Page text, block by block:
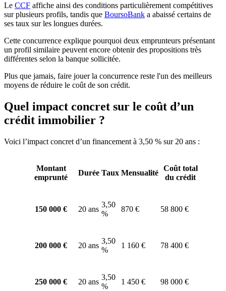
Le CCF affiche ainsi des conditions particulièrement compétitives
sur plusieurs profils, tandis que BoursoBank a abaissé certains de
ses taux sur les longues durées.
Cette concurrence explique pourquoi deux emprunteurs présentant
un profil similaire peuvent encore obtenir des propositions très
différentes selon la banque sollicitée.
Plus que jamais, faire jouer la concurrence reste l'un des meilleurs
moyens de réduire le coût de son crédit.
Quel impact concret sur le coût d’un
crédit immobilier ?
Voici l’impact concret d’un financement à 3,50 % sur 20 ans :
Montant
emprunté
Durée Taux Mensualité
Coût total
du crédit
150 000 € 20 ans
3,50
%
870 € 58 800 €
200 000 € 20 ans
3,50
%
1 160 € 78 400 €
250 000 € 20 ans
3,50
%
1 450 € 98 000 €